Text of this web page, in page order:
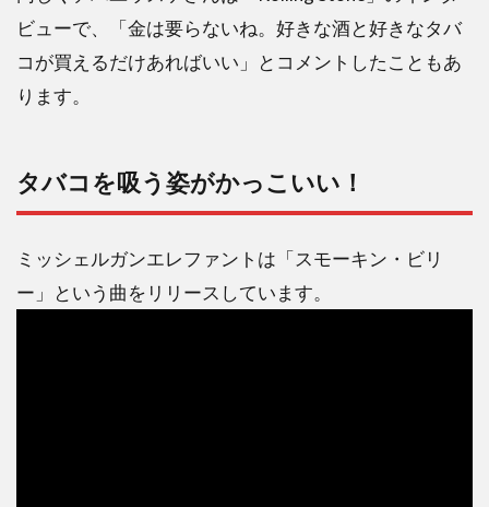
ビューで、「金は要らないね。好きな酒と好きなタバ
コが買えるだけあればいい」とコメントしたこともあ
ります。
タバコを吸う姿がかっこいい！
ミッシェルガンエレファントは「スモーキン・ビリ
ー」という曲をリリースしています。